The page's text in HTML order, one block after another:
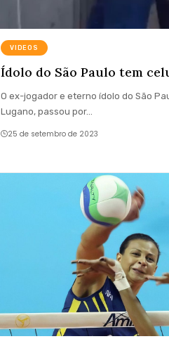
VIDEOS
Ídolo do São Paulo tem
O ex-jogador e eterno ídolo do São
Lugano, passou por…
25 de setembro de 2023